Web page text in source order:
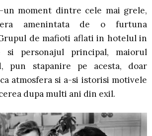
moment dintre cele mai grele,
amenintata de o furtuna
de mafioti aflati in hotelul in
si personajul principal, maiorul
pun stapanire pe acesta, doar
atmosfera si a-si istorisi motivele
dupa multi ani din exil.